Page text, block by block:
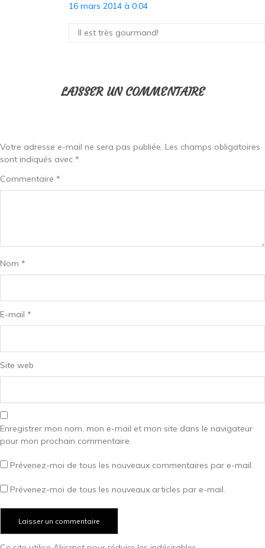
16 mars 2014 à 0:04
Il est très gourmand!
LAISSER UN COMMENTAIRE
Votre adresse e-mail ne sera pas publiée. Les champs obligatoires
sont indiqués avec *
Commentaire *
Nom *
E-mail *
Site web
Enregistrer mon nom, mon e-mail et mon site dans le navigateur
pour mon prochain commentaire.
Prévenez-moi de tous les nouveaux commentaires par e-mail.
Prévenez-moi de tous les nouveaux articles par e-mail.